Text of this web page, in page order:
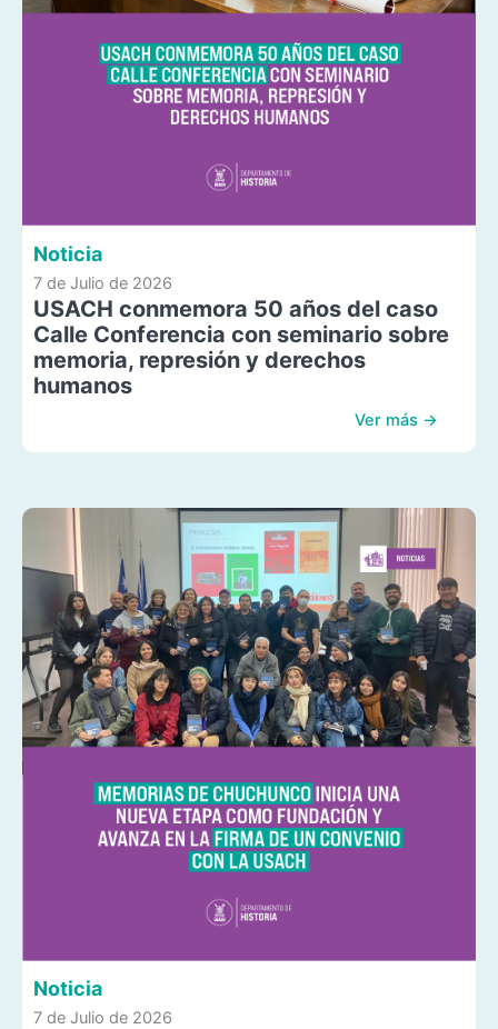
Noticia
7 de Julio de 2026
USACH conmemora 50 años del caso
Calle Conferencia con seminario sobre
memoria, represión y derechos
humanos
Ver más →
Noticia
7 de Julio de 2026